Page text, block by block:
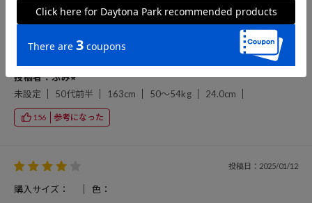
購入サイズ： 色：
とても使いやすく、軽くて、かわいいです。 外のポケットにペットボ
トルも入れられるので、季節問わずに使えます！
投稿者：ふみ⭐︎
未設定
50代前半 163cm 50～54kg 24.0cm
156 参考になった
投稿日：2025/01/12
購入サイズ： 色：